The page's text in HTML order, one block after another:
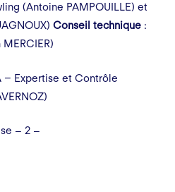
(Antoine PAMPOUILLE) et
Conseil technique :
– Expertise et Contrôle
– 2 –